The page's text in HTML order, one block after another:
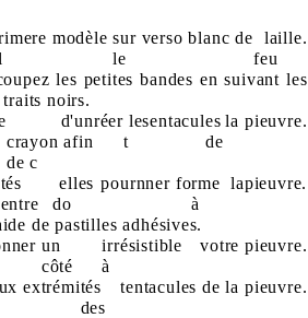
e modèle sur
le
verso blanc de
la
feu
ille.
oupez les petites bandes en suivant les
traits noirs.
d'un
crayon afin
de c
réer les
t
entacules
de
la pieuvre.
tés
entre
elles pour
do
nner forme
à
lapieuvre.
ide de pastilles adhésives.
er un
côté
irrésistible
à
votre pieuvre.
extrémités
des
tentacules de la pieuvre.